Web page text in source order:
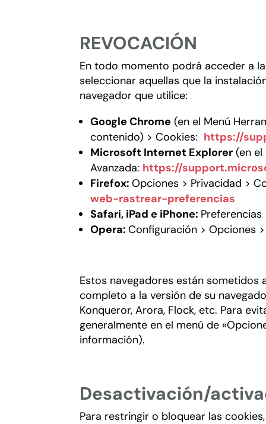
REVOCACIÓN
En todo momento podrá acceder a
seleccionar aquellas que la
navegador que utilice:
Google Chrome (en el Menú
contenido) > Cookies: https://
Microsoft Internet Explorer (en
Avanzada: https://
Firefox:Opciones > Privacidad >
web-rastrear-preferencias
Safari, iPad e iPhone:
Opera:Configuración > Opciones
Estos navegadores están
completo a la versión de su
Konqueror, Arora, Flock, etc. Para
generalmente en el menú de
información).
Desactivación/
Para restringir o bloquear las